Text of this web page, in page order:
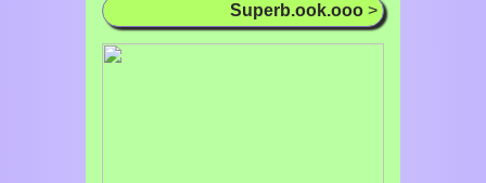
Superb.ook.ooo >